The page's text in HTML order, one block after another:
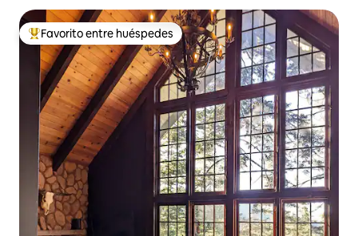
Favorito entre huéspedes preferido
Favorito entre huéspedes